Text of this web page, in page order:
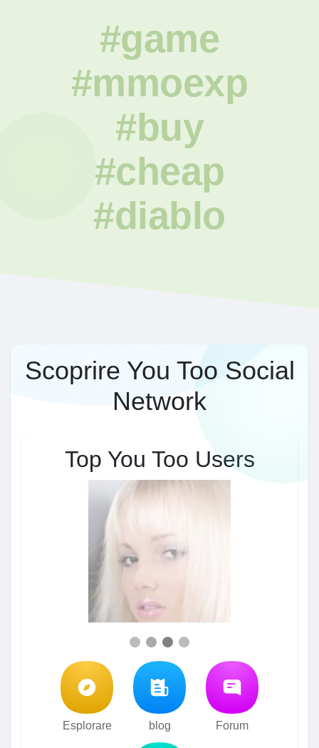
#game
#mmoexp
#buy
#cheap
#diablo
Scoprire You Too Social
Network
Top You Too Users
Esplorare blog Forum